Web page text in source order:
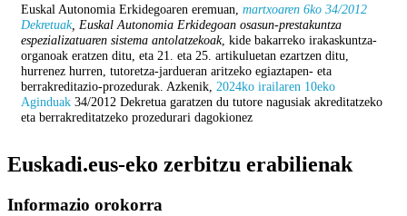
Euskal Autonomia Erkidegoaren eremuan, martxoaren 6ko 34/2012
Dekretuak, Euskal Autonomia Erkidegoan osasun-prestakuntza
espezializatuaren sistema antolatzekoak, kide bakarreko irakaskuntza-
organoak eratzen ditu, eta 21. eta 25. artikuluetan ezartzen ditu,
hurrenez hurren, tutoretza-jardueran aritzeko egiaztapen- eta
berrakreditazio-prozedurak. Azkenik, 2024ko irailaren 10eko
Aginduak 34/2012 Dekretua garatzen du tutore nagusiak akreditatzeko
eta berrakreditatzeko prozedurari dagokionez
Euskadi.eus-eko zerbitzu erabilienak
Informazio orokorra